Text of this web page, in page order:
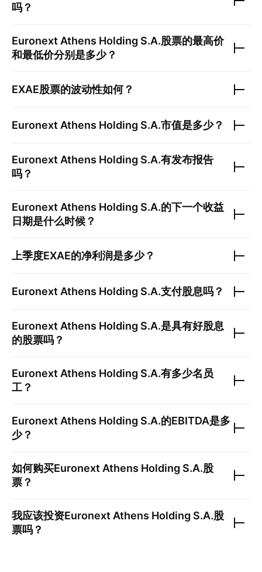
吗？
Euronext Athens Holding S.A.股票的最高价
和最低价分别是多少？
EXAE股票的波动性如何？
Euronext Athens Holding S.A.市值是多少？
Euronext Athens Holding S.A.有发布报告
吗？
Euronext Athens Holding S.A.的下一个收益
日期是什么时候？
上季度EXAE的净利润是多少？
Euronext Athens Holding S.A.支付股息吗？
Euronext Athens Holding S.A.是具有好股息
的股票吗？
Euronext Athens Holding S.A.有多少名员
工？
Euronext Athens Holding S.A.的EBITDA是多
少？
如何购买Euronext Athens Holding S.A.股
票？
我应该投资Euronext Athens Holding S.A.股
票吗？